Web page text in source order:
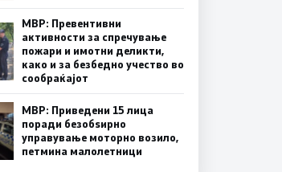
МВР: Превентивни
активности за спречување
пожари и имотни деликти,
како и за безбедно учество во
сообраќајот
МВР: Приведени 15 лица
поради безобѕирно
управување моторно возило,
петмина малолетници